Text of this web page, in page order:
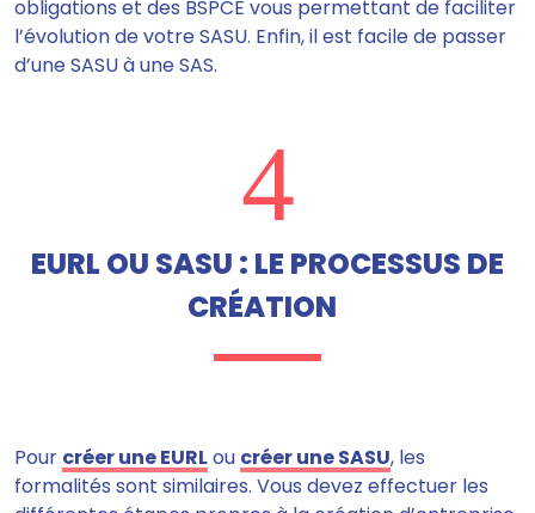
obligations et des BSPCE vous permettant de faciliter
l’évolution de votre SASU. Enfin, il est facile de passer
d’une SASU à une SAS.
4
EURL OU SASU : LE PROCESSUS DE
CRÉATION
Pour créer une EURLou créer une SASU, les
formalités sont similaires. Vous devez effectuer les